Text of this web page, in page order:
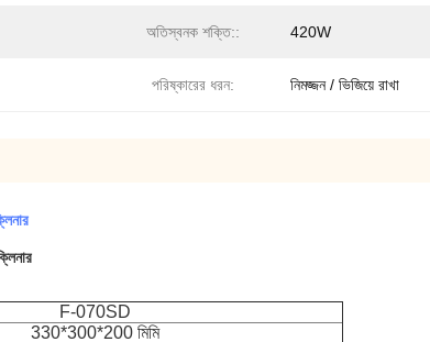
অতিস্বনক শক্তি:: 420W
পরিষ্কারের ধরন: নিমজ্জন / ভিজিয়ে রাখা
F-070SD
330*300*200 মিমি